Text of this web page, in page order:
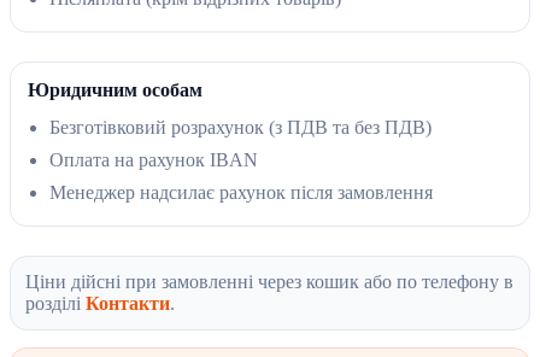
Юридичним особам
Безготівковий розрахунок (з ПДВ та без ПДВ)
Оплата на рахунок IBAN
Менеджер надсилає рахунок після замовлення
Ціни дійсні при замовленні через кошик або по телефону в
розділі Контакти.